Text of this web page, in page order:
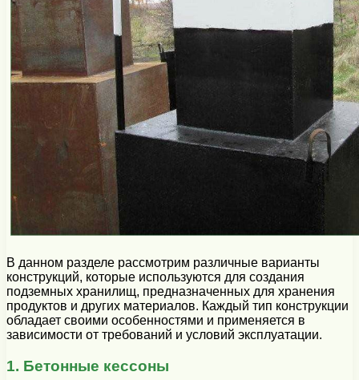
В данном разделе рассмотрим различные варианты
конструкций, которые используются для создания
подземных хранилищ, предназначенных для хранения
продуктов и других материалов. Каждый тип конструкции
обладает своими особенностями и применяется в
зависимости от требований и условий эксплуатации.
1. Бетонные кессоны